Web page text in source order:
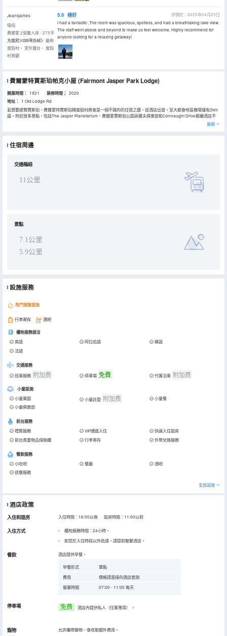
Jeansjames
情侶
費爾蒙 2張雙人床 - 275平
方英尺，26平方米， 遍佈
度假村， 室外露台， 度假
村景觀
入住於2025年04月
5.0 極好
評價於：2025年04月25日
I had a fantastic ,The room was spacious, spotless, and had a breathtaking lake view.
The staff went above and beyond to make us feel welcome. Highly recommend for
anyone looking for a relaxing getaway!
費爾蒙特賈斯珀帕克小屋(Fairmont Jasper Park Lodge)
開業時間： 1921 装修時間； 2020
地址：
1 Old Lodge Rd
若想要遊覽賈斯珀，費爾蒙特賈斯珀樸度假村將會是一個不錯的的住宿之選。從酒店出發，至大都會地區機場僅有2km
遠。附近很多景點，包括The Jasper Planetarium、費爾蒙賈斯珀公園高爾夫俱樂部和Connaught Drive都離酒店不
在大堂吧點上一杯消除一天的疲勞，對於旅客來說是一個不錯的休閒選擇。如果您喜歡安靜的用餐，酒店可以提供房間
酒店種類繁多的休閒設施能為每一位下榻於此的您創造多元化的休閒空間，這其中包括按摩室和室外泳池。酒店的會議
展開
住宿周邊
交通樞紐
11公里
景點
7.1公里
5.9公里
設施服務
熱門服務設施
行李寄存 酒吧
櫃枱服務語言
英語 阿拉伯語
韓語
法語
交通服務
班車服務 附加费 停車場 免費 代客泊車 附加费
小童設施
小童樂園 小童託管 附加费
小童餐
小童俱樂部
前台服務
禮賓服務 VIP通道入住
快速入住退房
前台貴重物品保險櫃
行李寄存 外幣兌換服務
餐飲服務
小吃吧 餐廳
酒吧
送餐服務
全部設施
酒店政策
入住和退房 入住時間：16:00以後 退房時間：11:00以前
入住方式
櫃枱服務時間：24小時。
如您於入住時段以外抵達，請提前聯繫酒店。
餐飲 酒店提供早餐。
早餐形式
單點
費用
價格請直接向酒店查詢
營業時間
07:00 - 11:00 每天
停車場 免费 酒店內提供私人（住客專用） 。
寵物 允許攜帶寵物，會收取額外費用。